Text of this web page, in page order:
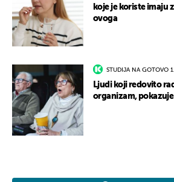
koje je koriste imaju
ovoga
STUDIJA NA GOTOVO
Ljudi koji redovito
organizam,